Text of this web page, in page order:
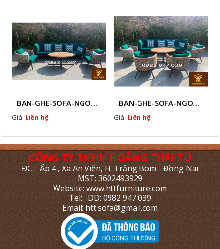
BAN-GHE-SOFA-NGOAI-TROI-GIA-MAY-KN11
Giá: Liên hệ
BAN-GHE-SOFA-NGOAI-TROI-GIA-MAY-KN10
Giá: Liên hệ
CÔNG TY TNHH HOÀNG THÁI TÚ
ĐC : Ấp 4 , Xã An Viễn, H. Trảng Bom - Đồng Nai
MST: 3602493929
Website: www.httfurniture.com
Tel: DD: 0982 947 039
Email: htt.sofa@gmail.com